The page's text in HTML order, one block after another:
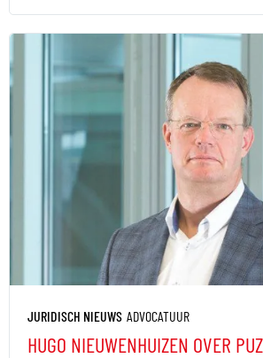
JURIDISCH NIEUWS ADVOCATUUR
HUGO NIEUWENHUIZEN OVER